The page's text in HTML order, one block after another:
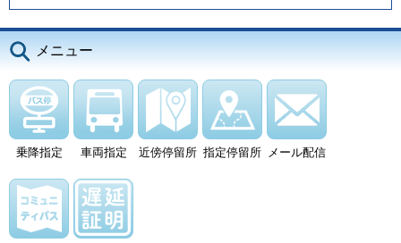
メニュー
乗降指定 車両指定 近傍停留所 指定停留所 メール配信